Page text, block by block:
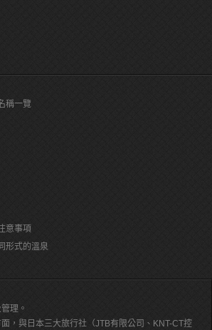
稱一覽
意事項
形式的溫泉
理。
，與日本三大旅行社（JTB有限公司、KNT-CT控